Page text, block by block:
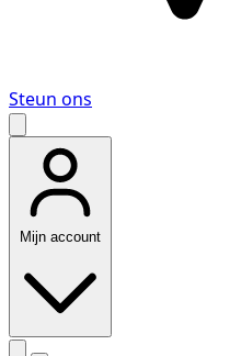
Steun ons
Mijn account